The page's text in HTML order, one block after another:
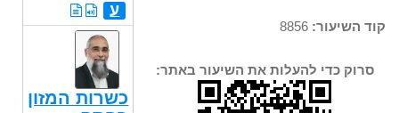
קוד השיעור:
סרוק כדי להעלות את השיעור באתר:
ע
כשרות המזון